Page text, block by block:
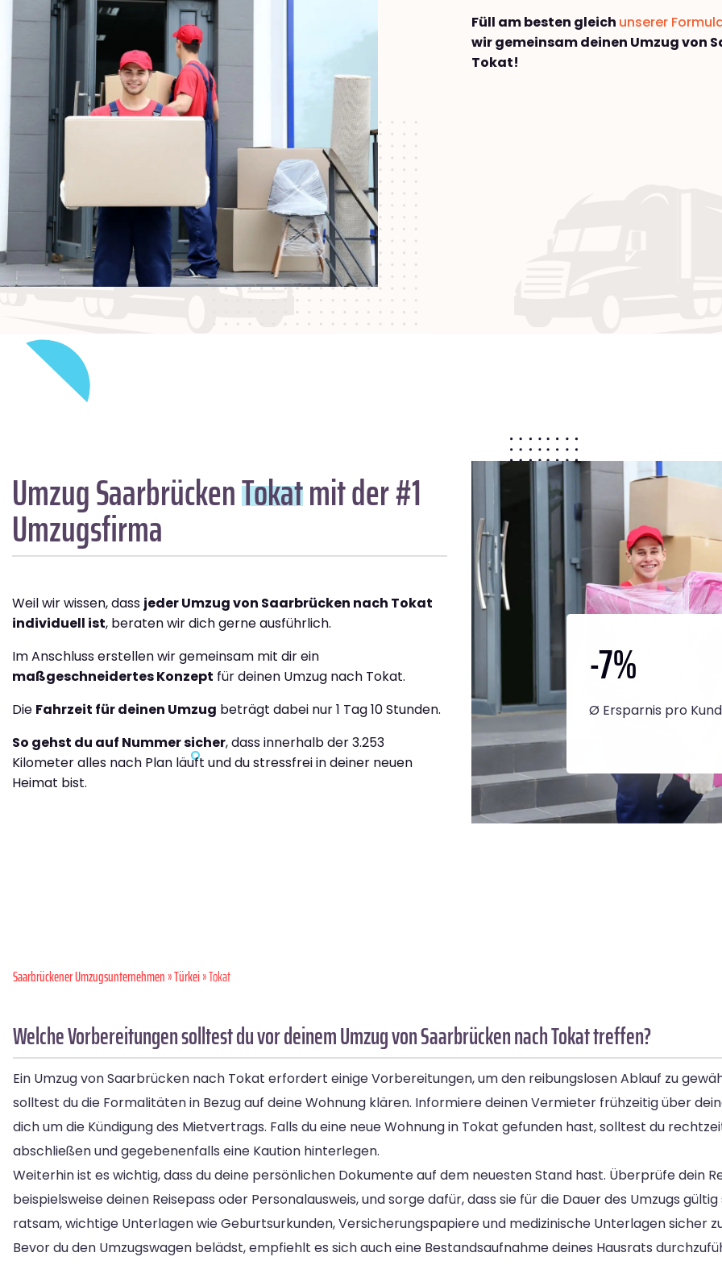
Füll am besten gleich unserer
wir gemeinsam deinen Umzug von
Tokat!
Umzug SaarbrückenTokatmit der #1
Umzugsfirma
Weil wir wissen, dass jeder Umzug von Saarbrücken nach Tokat
individuell ist, beraten wir dich gerne ausführlich.
Im Anschluss erstellen wir gemeinsam mit dir ein
maßgeschneidertes Konzept für deinen Umzug nach Tokat.
Die Fahrzeit für deinen Umzug beträgt dabei nur 1 Tag 10 Stunden.
So gehst du auf Nummer sicher, dass innerhalb der 3.253
Kilometer alles nach Plan läuft und du stressfrei in deiner neuen
Heimat bist.
-7%
Ø Ersparnis pro
Saarbrückener Umzugsunternehmen»Türkei» Tokat
Welche Vorbereitungen solltest du vor deinem Umzug von Saarbrücken nach Tokat treffen?
Ein Umzug von Saarbrücken nach Tokat erfordert einige Vorbereitungen, um den reibungslosen Ablauf zu
solltest du die Formalitäten in Bezug auf deine Wohnung klären. Informiere deinen Vermieter frühzeitig über
dich um die Kündigung des Mietvertrags. Falls du eine neue Wohnung in Tokat gefunden hast, solltest du
abschließen und gegebenenfalls eine Kaution hinterlegen.
Weiterhin ist es wichtig, dass du deine persönlichen Dokumente auf dem neuesten Stand hast. Überprüfe dein
beispielsweise deinen Reisepass oder Personalausweis, und sorge dafür, dass sie für die Dauer des Umzugs
ratsam, wichtige Unterlagen wie Geburtsurkunden, Versicherungspapiere und medizinische Unterlagen sicher
Bevor du den Umzugswagen belädst, empfiehlt es sich auch eine Bestandsaufnahme deines Hausrats